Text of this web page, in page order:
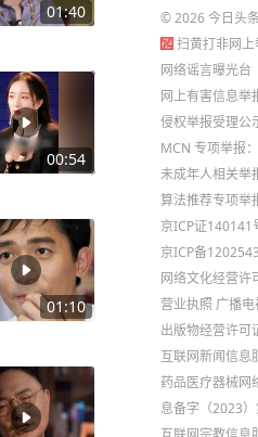
01:40
00:54
01:10
©2026今日头条
扫黄打非网上
网络谣言曝光台
网上有害信息举
侵权举报受理公
MCN 专项举报
未成年人相关举
算法推荐专项
京ICP证140141
京ICP备
网络文化经营许
营业执照 广播
出版物经营许可
互联网新闻信
药品医疗器械网
息备字（2023